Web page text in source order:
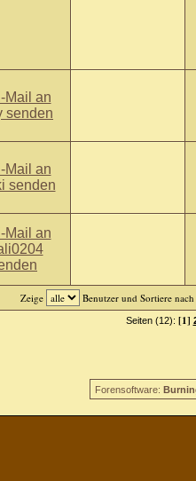
Zeige Benutzer und Sortiere nach
Seiten (12): [1]
Forensoftware: